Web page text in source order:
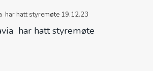
har hatt styremøte